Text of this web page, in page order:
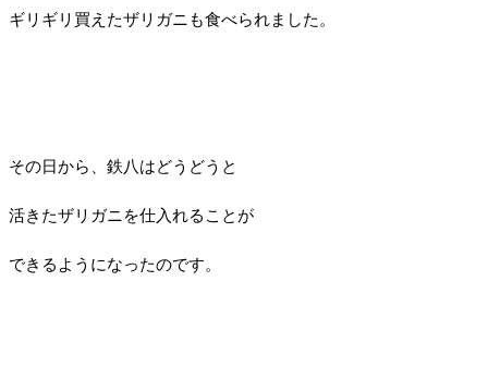
ギリギリ買えたザリガニも食べられました。
その日から、鉄八はどうどうと
活きたザリガニを仕入れることが
できるようになったのです。